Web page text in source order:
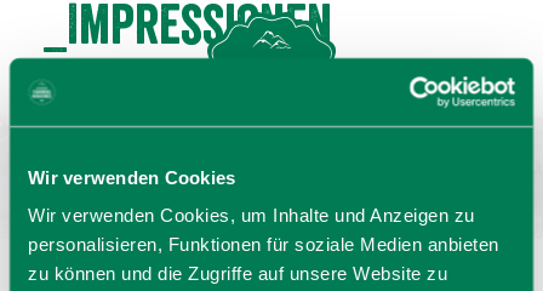
Wir verwenden Cookies
Wir verwenden Cookies, um Inhalte und Anzeigen zu
personalisieren, Funktionen für soziale Medien anbieten
zu können und die Zugriffe auf unsere Website zu
_Impressionen
GASTGEBERSUCHE